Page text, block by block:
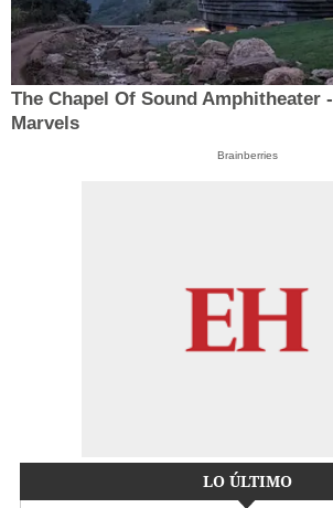
The Chapel Of Sound Amphitheater
Marvels
Brainberries
LO ÚLTIMO